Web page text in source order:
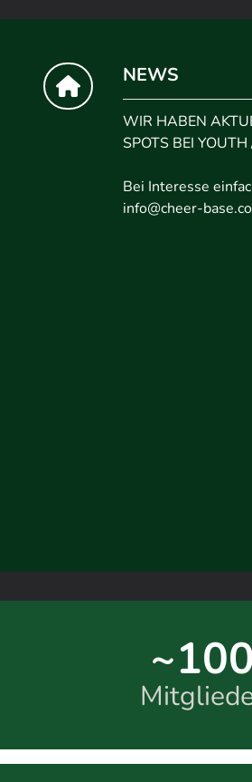
NEWS
WIR HABEN
SPOTS BEI YOUTH
Bei Interesse
info@cheer-
~100